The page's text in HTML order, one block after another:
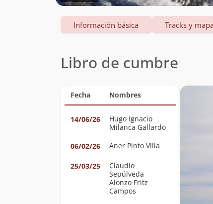
Información básica Tracks y mapa
Libro de cumbre
Fecha Nombres
14/06/26
Hugo Ignacio
Milanca Gallardo
06/02/26
Aner Pinto Villa
25/03/25
Claudio
Sepúlveda
Alonzo Fritz
Campos